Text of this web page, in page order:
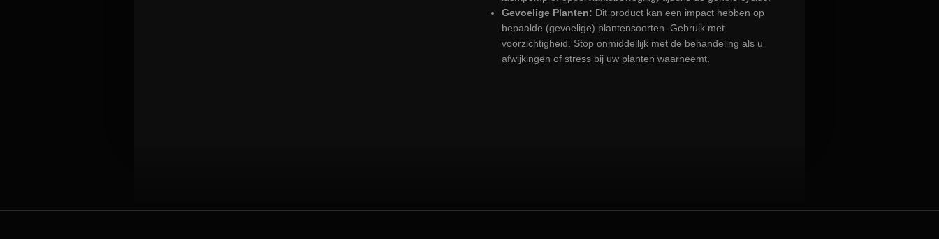
Gevoelige Planten: Dit product kan een impact hebben op
bepaalde (gevoelige) plantensoorten. Gebruik met
voorzichtigheid. Stop onmiddellijk met de behandeling als u
afwijkingen of stress bij uw planten waarneemt.